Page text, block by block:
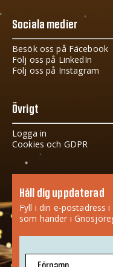
Sociala medier
Besök oss på Facebook
Följ oss på LinkedIn
Följ oss på Instagram
Övrigt
Logga in
Cookies och GDPR
Håll dig uppdaterad
Fyll i din e-postadress
som händer i